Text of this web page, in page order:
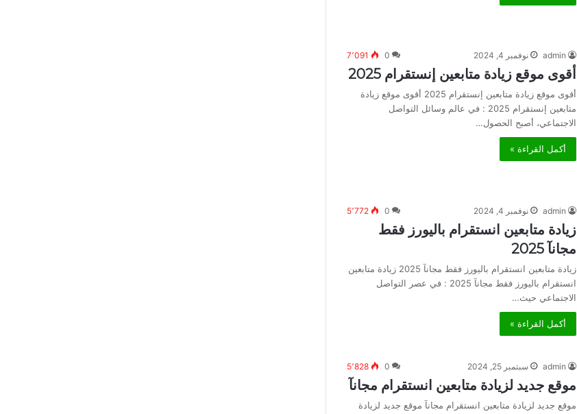
admin نوفمبر 4, 2024 0 7٬091
أقوى موقع زيادة متابعين إنستقرام 2025
أقوى موقع زيادة متابعين إنستقرام 2025 أقوى موقع زيادة
متابعين إنستقرام 2025 : في عالم وسائل التواصل
الاجتماعي، أصبح الحصول…
أكمل القراءة »
admin نوفمبر 4, 2024 0 5٬772
زيادة متابعين انستقرام باليورز فقط
مجانآ 2025
زيادة متابعين انستقرام باليورز فقط مجانآ 2025 زيادة متابعين
انستقرام باليورز فقط مجانآ 2025 : في عصر التواصل
الاجتماعي حيث…
أكمل القراءة »
admin سبتمبر 25, 2024 0 5٬828
موقع جديد لزيادة متابعين انستقرام مجانآ
موقع جديد لزيادة متابعين انستقرام مجانآ موقع جديد لزيادة